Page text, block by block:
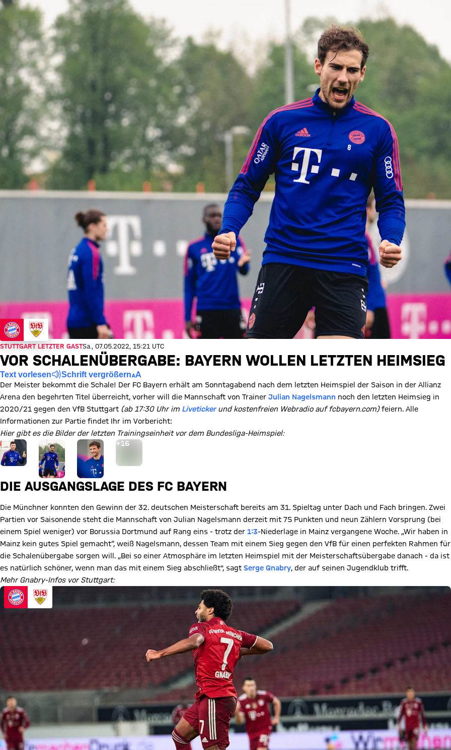
STUTTGART LETZTER GASTSa., 07.05.2022, 15:21 UTC
VOR SCHALENÜBERGABE: BAYERN WOLLEN LETZTEN HEIMSIEG
Text vorlesen Schrift vergrößern
Der Meister bekommt die Schale! Der FC Bayern erhält am Sonntagabend nach dem letzten Heimspiel der Saison in der Allianz
Arena den begehrten Titel überreicht, vorher will die Mannschaft von Trainer Julian Nagelsmann noch den letzten Heimsieg in
2020/21 gegen den VfB Stuttgart (ab 17:30 Uhr im Livetickerund kostenfreien Webradio auf fcbayern.com)feiern. Alle
Informationen zur Partie findet Ihr im Vorbericht:
Hier gibt es die Bilder der letzten Trainingseinheit vor dem Bundesliga-Heimspiel:
Gehe zu Gallerie Seite: zur Galerie+16
DIE AUSGANGSLAGE DES FC BAYERN
Die Münchner konnten den Gewinn der 32. deutschen Meisterschaft bereits am 31. Spieltag unter Dach und Fach bringen. Zwei
Partien vor Saisonende steht die Mannschaft von Julian Nagelsmann derzeit mit 75 Punkten und neun Zählern Vorsprung (bei
einem Spiel weniger) vor Borussia Dortmund auf Rang eins - trotz der 1:3-Niederlage in Mainz vergangene Woche. „Wir haben in
Mainz kein gutes Spiel gemacht“, weiß Nagelsmann, dessen Team mit einem Sieg gegen den VfB für einen perfekten Rahmen für
die Schalenübergabe sorgen will. „Bei so einer Atmosphäre im letzten Heimspiel mit der Meisterschaftsübergabe danach - da ist
es natürlich schöner, wenn man das mit einem Sieg abschließt", sagt Serge Gnabry, der auf seinen Jugendklub trifft.
Mehr Gnabry-Infos vor Stuttgart: